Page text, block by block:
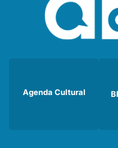
Agenda Cultural